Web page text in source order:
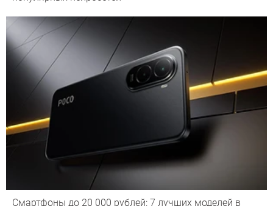
Смартфоны до 20 000 рублей: 7 лучших моделей в